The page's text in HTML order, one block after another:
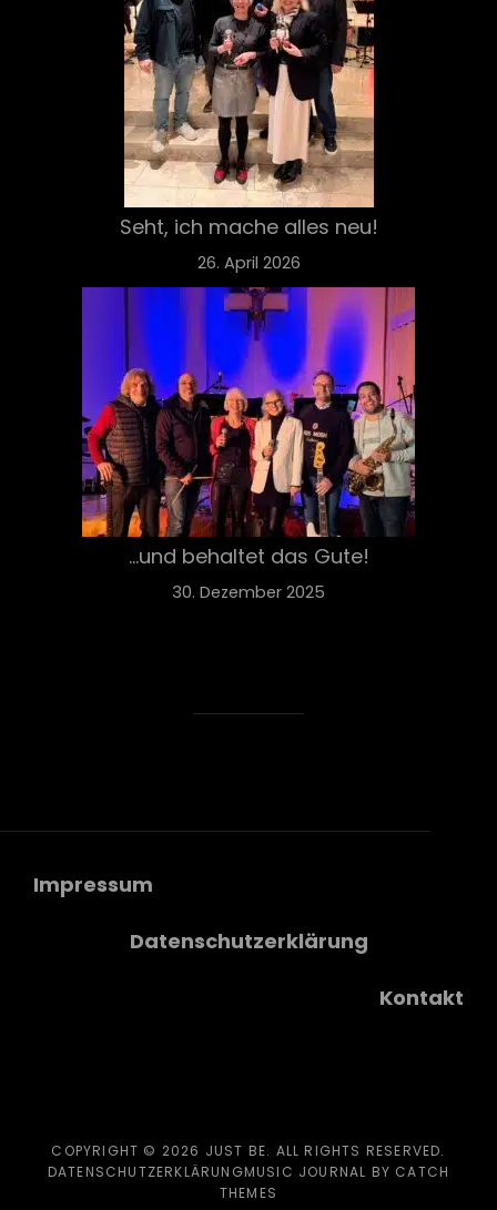
Seht, ich mache alles neu!
26. April 2026
…und behaltet das Gute!
30. Dezember 2025
Impressum
Datenschutzerklärung
Kontakt
COPYRIGHT © 2026 JUST BE. ALL RIGHTS RESERVED.
DATENSCHUTZERKLÄRUNGMUSIC JOURNAL BY CATCH
THEMES